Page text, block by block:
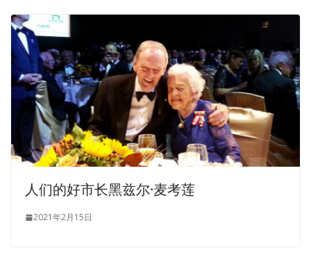
人们的好市长黑兹尔·麦考莲
2021年2月15日